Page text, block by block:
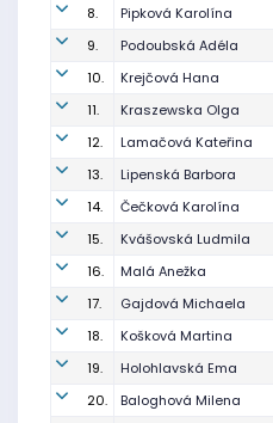
8. Pipková Karolína
9.
Podoubská Adéla
10.
Krejčová Hana
11.
Kraszewska Olga
12.
Lamačová Kateřina
13.
Lipenská Barbora
14.
Čečková Karolína
15.
Kvášovská Ludmila
16.
Malá Anežka
17.
Gajdová Michaela
18.
Košková Martina
19.
Holohlavská Ema
20.
Baloghová Milena